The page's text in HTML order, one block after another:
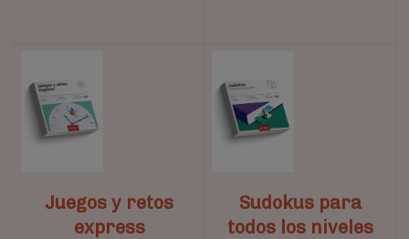
Juegos y retos
express
Sudokus para
todos los niveles